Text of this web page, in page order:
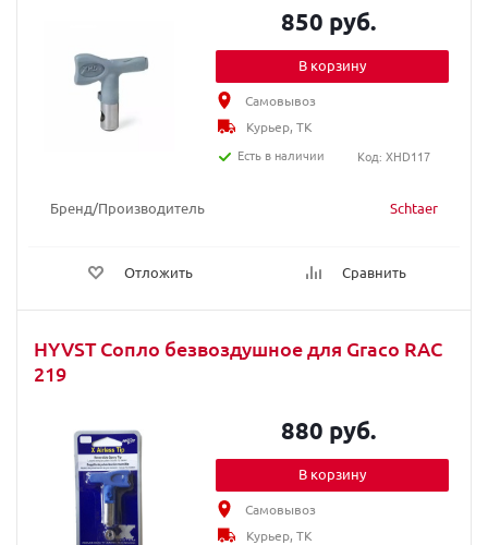
Бренд/Производитель Schtaer
Отложить Сравнить
850 руб.
В корзину
Самовывоз
Курьер, ТК
Есть в наличии
Код: XHD117
HYVST Сопло безвоздушное для Graco RAC
219
880 руб.
В корзину
Самовывоз
Курьер, ТК